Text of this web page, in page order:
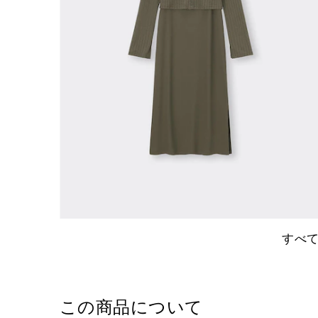
すべ
この商品について